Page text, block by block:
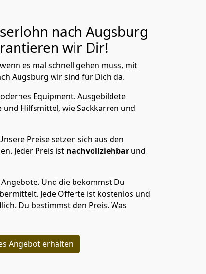
nach Augsburg
wir Dir!
es mal schnell gehen muss, mit
Augsburg wir sind für Dich da.
Equipment. Ausgebildete
und Hilfsmittel, wie Sackkarren und
Preise setzen sich aus den
Jeder Preis ist nachvollziehbar und
Und die bekommst Du
Jede Offerte ist kostenlos und
Du bestimmst den Preis. Was
Angebot erhalten